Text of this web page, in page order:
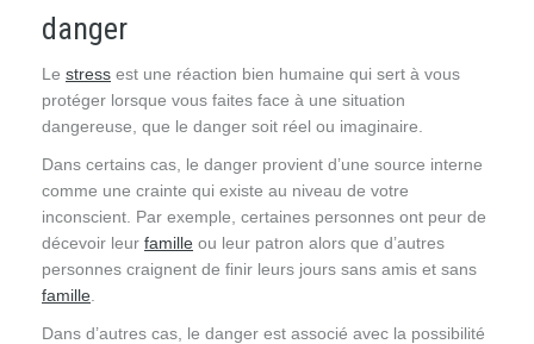
danger
Le stress est une réaction bien humaine qui sert à vous
protéger lorsque vous faites face à une situation
dangereuse, que le danger soit réel ou imaginaire.
Dans certains cas, le danger provient d’une source interne
comme une crainte qui existe au niveau de votre
inconscient. Par exemple, certaines personnes ont peur de
décevoir leur famille ou leur patron alors que d’autres
personnes craignent de finir leurs jours sans amis et sans
famille
Dans d’autres cas, le danger est associé avec la possibilité